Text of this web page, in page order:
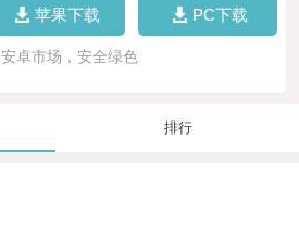
苹果下载 PC下载
安卓市场，安全绿色
排行